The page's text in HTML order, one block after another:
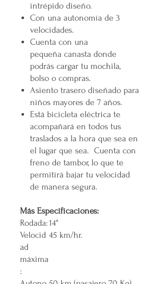
intrépido diseño.
Con una autonomía de 3
velocidades.
Cuenta con una
pequeña canasta donde
podrás cargar tu mochila,
bolso o compras.
Asiento trasero diseñado para
niños mayores de 7 años.
Está bicicleta eléctrica te
acompañará en todos tus
traslados a la hora que sea en
el lugar que sea. Cuenta con
freno de tambor, lo que te
permitirá bajar tu velocidad
de manera segura.
Más Especificaciones:
Rodada:14"
Velocid
ad
máxima
:
45 km/hr.